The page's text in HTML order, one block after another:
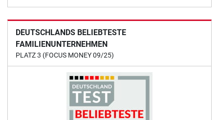
DEUTSCHLANDS BELIEBTESTE
FAMILIENUNTERNEHMEN
PLATZ 3 (FOCUS MONEY 09/25)